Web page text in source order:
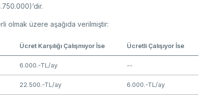
olmak üzere aşağıda verilmiştir:
Ücret Karşılığı Çalışmıyor İse Ücretli Çalışıyor İse
6.000.-TL/ay --
22.500.-TL/ay 6.000.-TL/ay